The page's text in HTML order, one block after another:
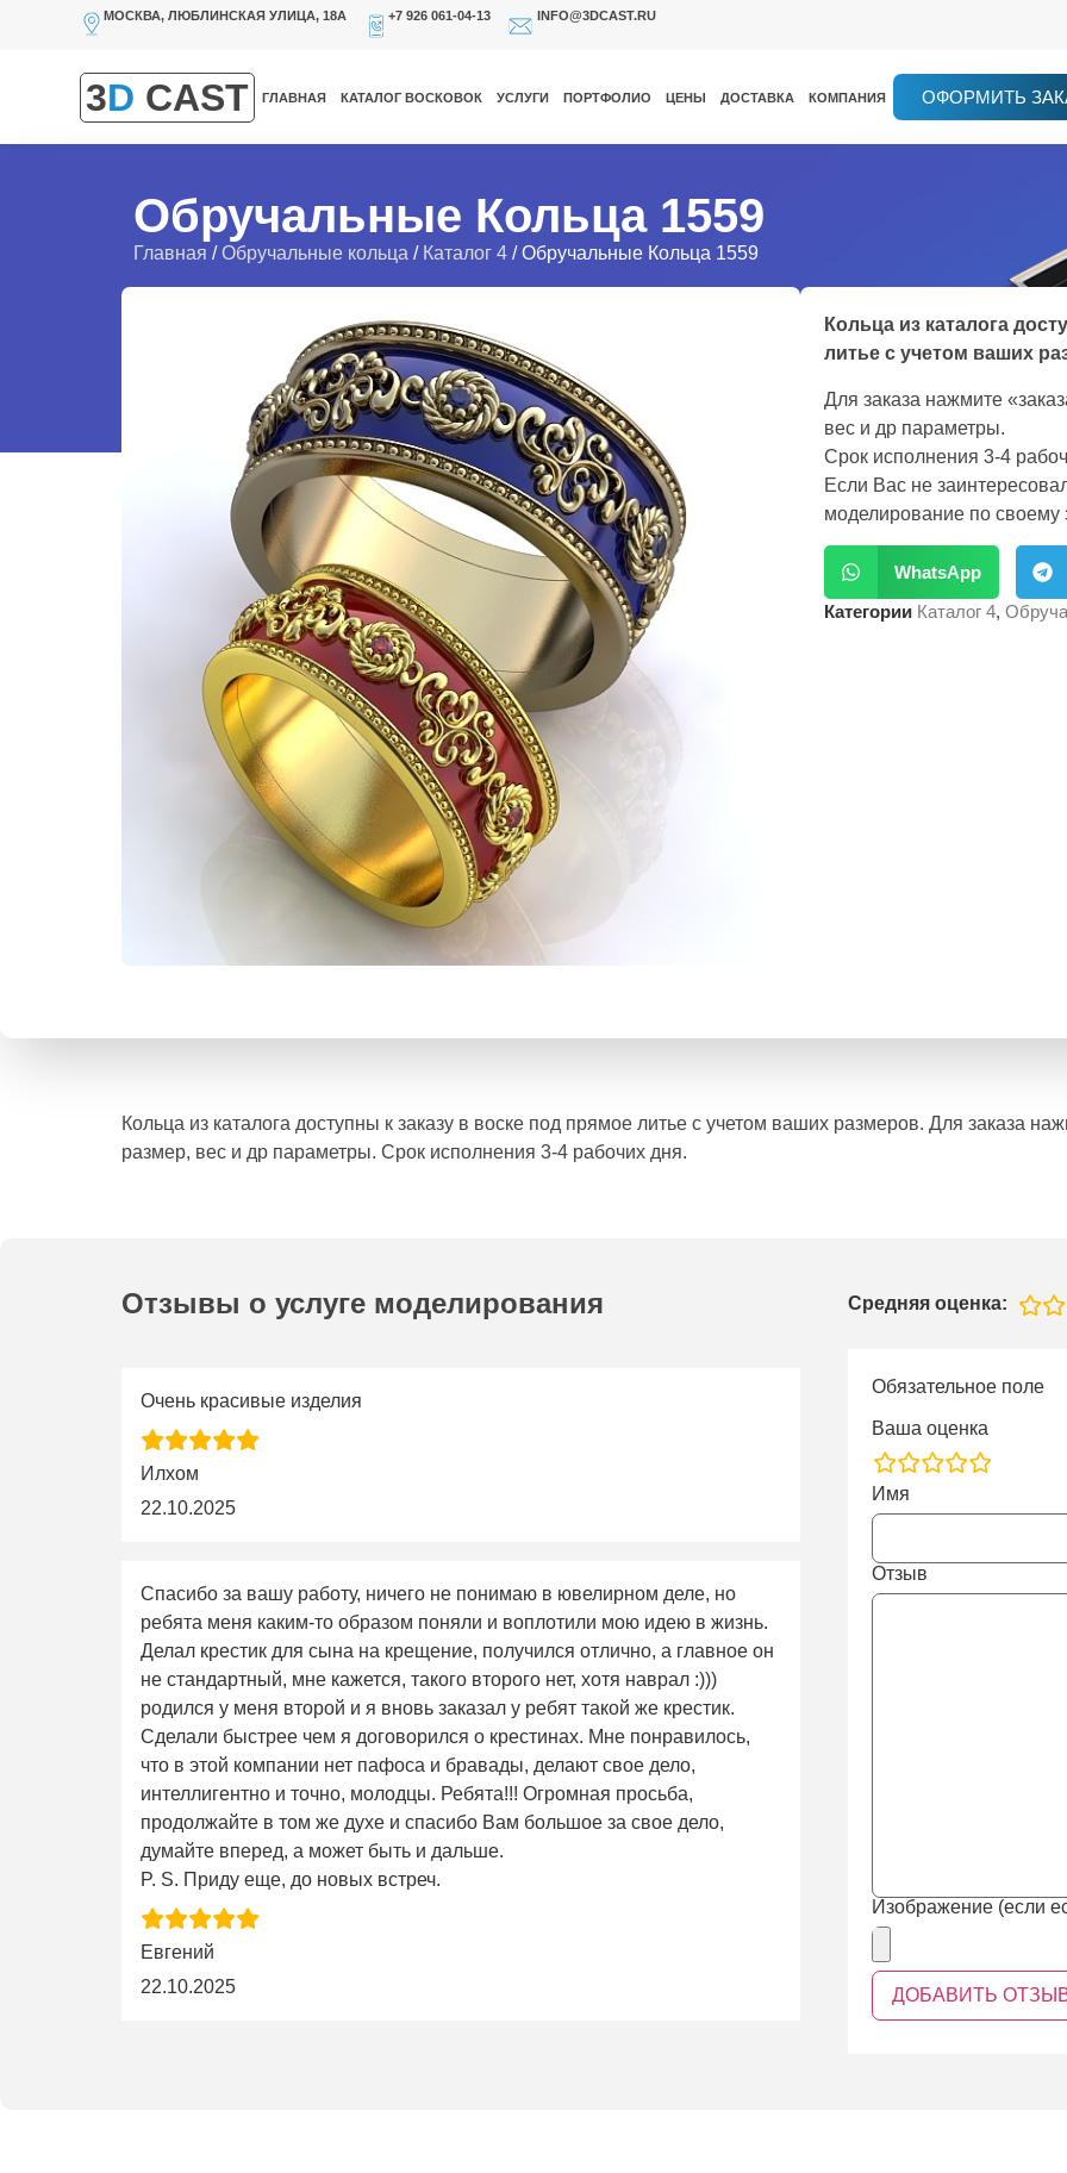
МОСКВА, ЛЮБЛИНСКАЯ УЛИЦА, 18А +7 926 061-04-13 INFO@3DCAST.RU
3D CAST ГЛАВНАЯ КАТАЛОГ ВОСКОВОК УСЛУГИ ПОРТФОЛИО ЦЕНЫ ДОСТАВКА КОМПАНИЯ ОФОРМИТЬ
Обручальные Кольца 1559
Главная /Обручальные кольца / Каталог 4 / Обручальные Кольца 1559
Кольца из каталога
литье с учетом ваших
Для заказа нажмите
вес и др параметры.
Срок исполнения 3-4
Если Вас не
моделирование по своему
WhatsApp
Категории Каталог 4,
Кольца из каталога доступны к заказу в воске под прямое литье с учетом ваших размеров. Для заказа
размер, вес и др параметры. Срок исполнения 3-4 рабочих дня.
Отзывы о услуге моделирования Средняя оценка:
Очень красивые изделия
Илхом
22.10.2025
Спасибо за вашу работу, ничего не понимаю в ювелирном деле, но
ребята меня каким-то образом поняли и воплотили мою идею в жизнь.
Делал крестик для сына на крещение, получился отлично, а главное он
не стандартный, мне кажется, такого второго нет, хотя наврал :)))
родился у меня второй и я вновь заказал у ребят такой же крестик.
Сделали быстрее чем я договорился о крестинах. Мне понравилось,
что в этой компании нет пафоса и бравады, делают свое дело,
интеллигентно и точно, молодцы. Ребята!!! Огромная просьба,
продолжайте в том же духе и спасибо Вам большое за свое дело,
думайте вперед, а может быть и дальше.
P. S. Приду еще, до новых встреч.
Евгений
22.10.2025
Обязательное поле
Ваша оценка
rating
fields
Имя
Отзыв
Изображение (если